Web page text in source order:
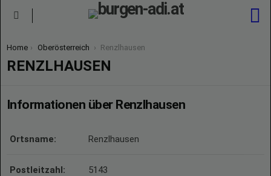
You are here:
Home Oberösterreich Renzlhausen
RENZLHAUSEN
Informationen über Renzlhausen
Ortsname: Renzlhausen
Postleitzahl: 5143